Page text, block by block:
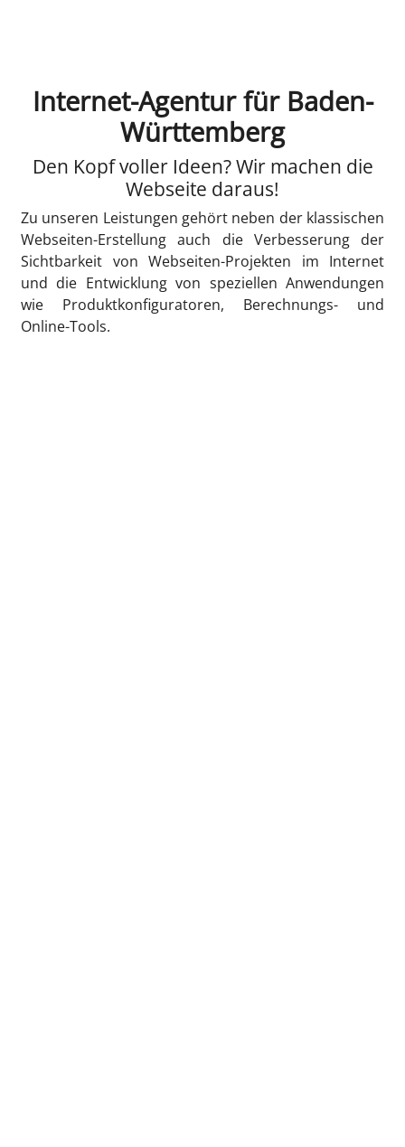
Internet-Agentur für Baden-
Württemberg
Den Kopf voller Ideen? Wir machen die
Webseite daraus!
Zu unseren Leistungen gehört neben der klassischen
Webseiten-Erstellung auch die Verbesserung der
Sichtbarkeit von Webseiten-Projekten im Internet
und die Entwicklung von speziellen Anwendungen
wie Produktkonfiguratoren, Berechnungs- und
Online-Tools.